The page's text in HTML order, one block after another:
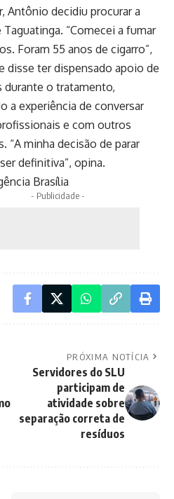
Antônio decidiu procurar a
Taguatinga. “Comecei a fumar
Foram 55 anos de cigarro”,
disse ter dispensado apoio de
durante o tratamento,
a experiência de conversar
e com outros
“A minha decisão de parar
definitiva”, opina.
Brasília
- Publicidade -
PRÓXIMA NOTÍCIA
Servidores do SLU
participam de
atividade sobre
separação correta de
resíduos